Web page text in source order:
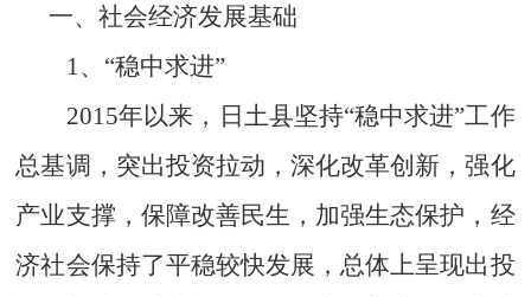
一、社会经济发展基础
1 、“稳中求进”
2015年以来，日土县坚持“稳中求进”工作
总基调，突出投资拉动，深化改革创新，强化
产业支撑，保障改善民生，加强生态保护，经
济社会保持了平稳较快发展，总体上呈现出投